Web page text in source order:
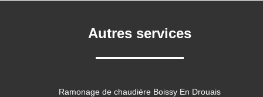
Autres services
Ramonage de chaudière Boissy En Drouais